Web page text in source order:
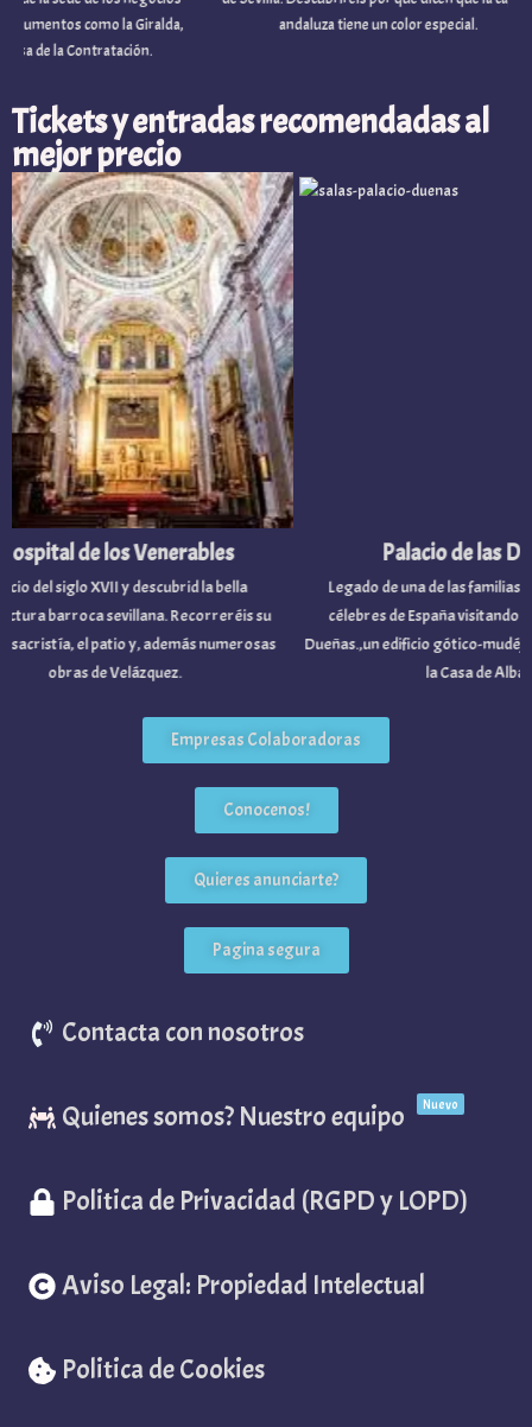
andaluza tiene un color especial.
como la Giralda,
Tickets y entradas recomendadas al
mejor precio
Palacio de las
Legado de una de las familias
célebres de España visitando el
Dueñas.,un edificio gótico-mudéjar
la Casa de Alba.
de los Venerables
del siglo XVII y descubrid la bella
barroca sevillana. Recorreréis su
el patio y, además numerosas
obras de Velázquez.
Empresas Colaboradoras
Conocenos!
Quieres anunciarte?
Pagina segura
Contacta con nosotros
Quienes somos? Nuestro equipo Nuevo
Politica de Privacidad (RGPD y LOPD)
Aviso Legal: Propiedad Intelectual
Politica de Cookies